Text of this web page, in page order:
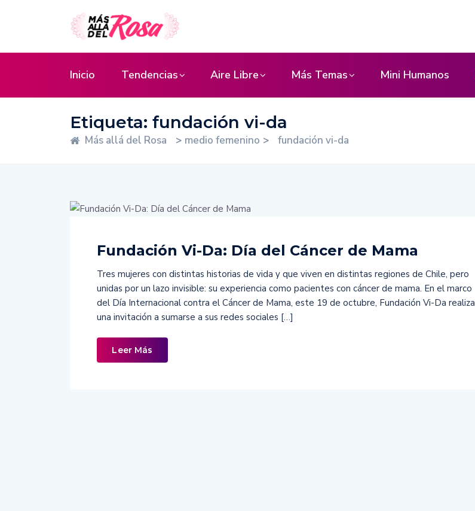
Inicio Tendencias Aire Libre Más Temas Mini Humanos
Etiqueta: fundación vi-da
Más allá del Rosa > medio femenino > fundación vi-da
Fundación Vi-Da: Día del Cáncer de Mama
Tres mujeres con distintas historias de vida y que viven en distintas regiones de Chile, pero
unidas por un lazo invisible: su experiencia como pacientes con cáncer de mama. En el marco
del Día Internacional contra el Cáncer de Mama, este 19 de octubre, Fundación Vi-Da realiza
una invitación a sumarse a sus redes sociales […]
Leer Más